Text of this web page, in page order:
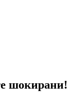
шокирани!